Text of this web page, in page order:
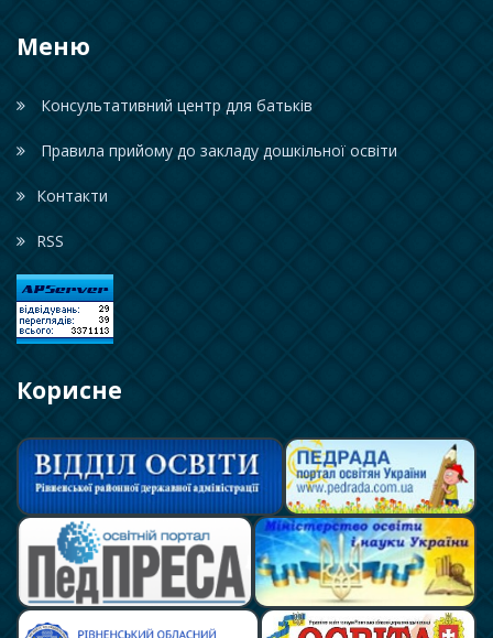
Меню
Консультативний центр для батьків
Правила прийому до закладу дошкільної освіти
Контакти
RSS
Корисне